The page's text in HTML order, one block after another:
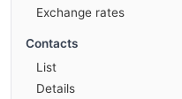
Exchange rates
Contacts
List
Details